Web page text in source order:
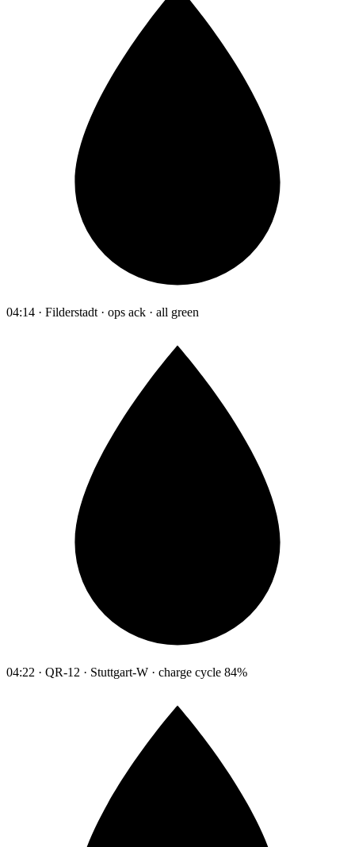
04:14 · Filderstadt · ops ack · all green
04:22 · QR-12 · Stuttgart-W · charge cycle 84%